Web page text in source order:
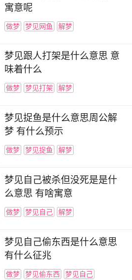
寓意呢
做梦 梦见网鱼 解梦
梦见跟人打架是什么意思 意
味着什么
做梦 梦见打架 解梦
梦见捉鱼是什么意思周公解
梦 有什么预示
做梦 梦见捉鱼 解梦
梦见自己被杀但没死是是什
么意思 有啥寓意
做梦 梦见自己 解梦
梦见自己偷东西是什么意思
有什么征兆
做梦 梦见偷东西 梦见自己